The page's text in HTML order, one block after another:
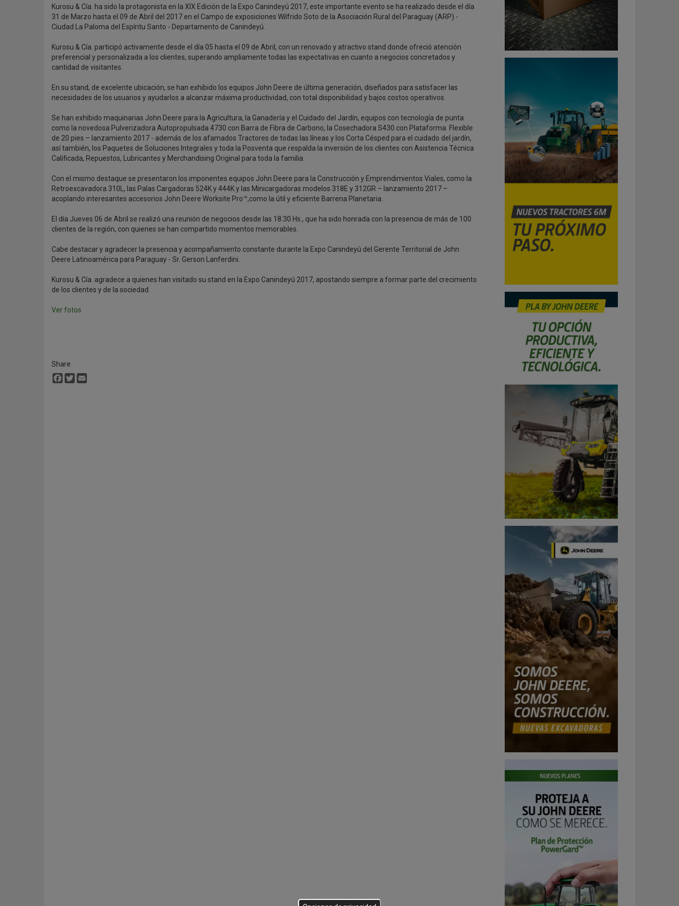
Kurosu & Cía. ha sido la protagonista en la XIX Edición de la Expo Canindeyú 2017, este importante evento se ha realizado desde el día
31 de Marzo hasta el 09 de Abril del 2017 en el Campo de exposiciones Wilfrido Soto de la Asociación Rural del Paraguay (ARP) -
Ciudad La Paloma del Espíritu Santo - Departamento de Canindeyú.
Kurosu & Cía. participó activamente desde el día 05 hasta el 09 de Abril, con un renovado y atractivo stand donde ofreció atención
preferencial y personalizada a los clientes, superando ampliamente todas las expectativas en cuanto a negocios concretados y
cantidad de visitantes.
En su stand, de excelente ubicación, se han exhibido los equipos John Deere de última generación, diseñados para satisfacer las
necesidades de los usuarios y ayudarlos a alcanzar máxima productividad, con total disponibilidad y bajos costos operativos.
Se han exhibido maquinarias John Deere para la Agricultura, la Ganadería y el Cuidado del Jardín, equipos con tecnología de punta
como la novedosa Pulverizadora Autopropulsada 4730 con Barra de Fibra de Carbono, la Cosechadora S430 con Plataforma Flexible
de 20 pies – lanzamiento 2017 - además de los afamados Tractores de todas las líneas y los Corta Césped para el cuidado del jardín,
así también, los Paquetes de Soluciones Integrales y toda la Posventa que respalda la inversión de los clientes con Asistencia Técnica
Calificada, Repuestos, Lubricantes y Merchandising Original para toda la familia.
Con el mismo destaque se presentaron los imponentes equipos John Deere para la Construcción y Emprendimientos Viales, como la
Retroexcavadora 310L, las Palas Cargadoras 524K y 444K y las Minicargadoras modelos 318E y 312GR – lanzamiento 2017 –
acoplando interesantes accesorios John Deere Worksite Pro™,como la útil y eficiente Barrena Planetaria.
El día Jueves 06 de Abril se realizó una reunión de negocios desde las 18:30 Hs., que ha sido honrada con la presencia de más de 100
clientes de la región, con quienes se han compartido momentos memorables.
Cabe destacar y agradecer la presencia y acompañamiento constante durante la Expo Canindeyú del Gerente Territorial de John
Deere Latinoamérica para Paraguay - Sr. Gerson Lanferdini.
Kurosu & Cía. agradece a quienes han visitado su stand en la Expo Canindeyú 2017, apostando siempre a formar parte del crecimiento
de los clientes y de la sociedad.
Ver fotos
Share
Facebook
Twitter